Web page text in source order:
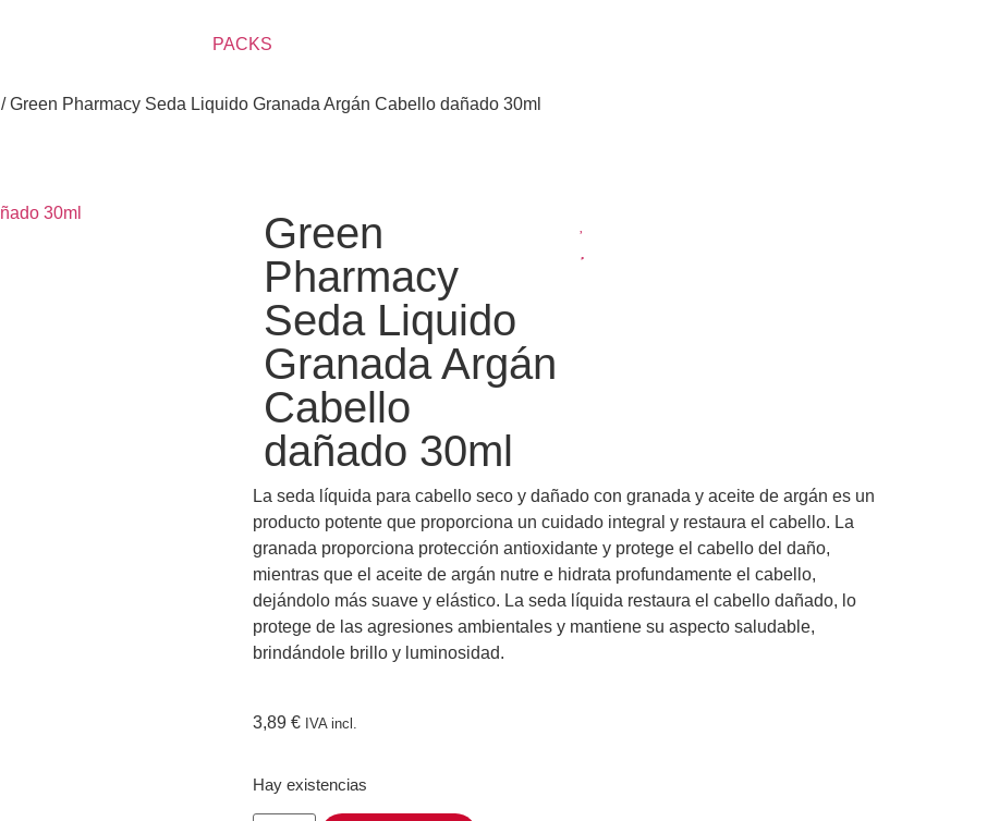
PACKS
/ Green Pharmacy Seda Liquido Granada Argán Cabello dañado 30ml
Green
Pharmacy
Seda Liquido
Granada Argán
Cabello
dañado 30ml
La seda líquida para cabello seco y dañado con granada y aceite de argán es un
producto potente que proporciona un cuidado integral y restaura el cabello. La
granada proporciona protección antioxidante y protege el cabello del daño,
mientras que el aceite de argán nutre e hidrata profundamente el cabello,
dejándolo más suave y elástico. La seda líquida restaura el cabello dañado, lo
protege de las agresiones ambientales y mantiene su aspecto saludable,
brindándole brillo y luminosidad.
3,89 € IVA incl.
Hay existencias